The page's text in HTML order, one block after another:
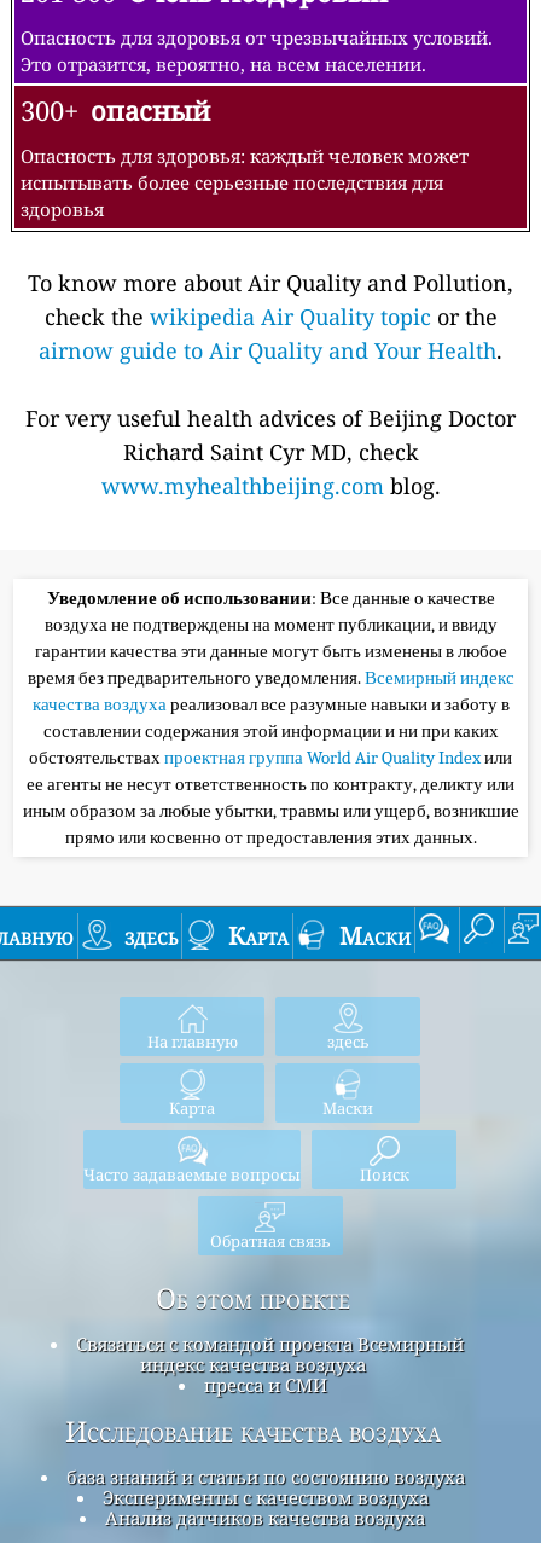
Опасность для здоровья от чрезвычайных условий.
Это отразится, вероятно, на всем населении.
300+ опасный
Опасность для здоровья: каждый человек может
испытывать более серьезные последствия для
здоровья
To know more about Air Quality and Pollution,
check the wikipedia Air Quality topic or the
airnow guide to Air Quality and Your Health.
For very useful health advices of Beijing Doctor
Richard Saint Cyr MD, check
www.myhealthbeijing.comblog.
Уведомление об использовании: Все данные о качестве
воздуха не подтверждены на момент публикации, и ввиду
гарантии качества эти данные могут быть изменены в любое
время без предварительного уведомления.Всемирный индекс
качества воздухареализовал все разумные навыки и заботу в
составлении содержания этой информации и ни при каких
обстоятельствахпроектная группа World Air Quality Indexили
ее агенты не несут ответственность по контракту, деликту или
иным образом за любые убытки, травмы или ущерб, возникшие
прямо или косвенно от предоставления этих данных.
здесь Карта Маски
На главную здесь
Карта Маски
Часто задаваемые вопросы Поиск
Обратная связь
Об этом проекте
Связаться с командой проекта Всемирный
индекс качества воздуха
пресса и СМИ
Исследование качества воздуха
база знаний и статьи по состоянию воздуха
Эксперименты с качеством воздуха
Анализ датчиков качества воздуха